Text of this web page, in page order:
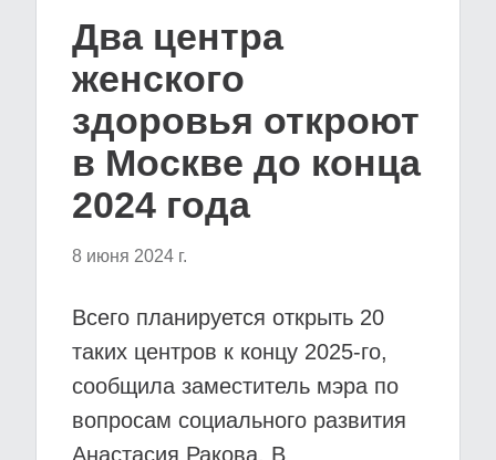
Два центра
женского
здоровья откроют
в Москве до конца
2024 года
8 июня 2024 г.
Всего планируется открыть 20
таких центров к концу 2025-го,
сообщила заместитель мэра по
вопросам социального развития
Анастасия Ракова. В